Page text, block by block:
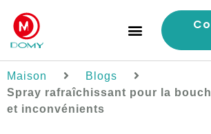
Maison
Blogs
Spray rafraîchissant pour la
et inconvénients